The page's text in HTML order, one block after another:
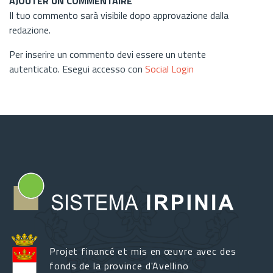
Il tuo commento sarà visibile dopo approvazione dalla
redazione.
Per inserire un commento devi essere un utente
autenticato. Esegui accesso con Social Login
Projet financé et mis en œuvre avec des
fonds de la province d'Avellino